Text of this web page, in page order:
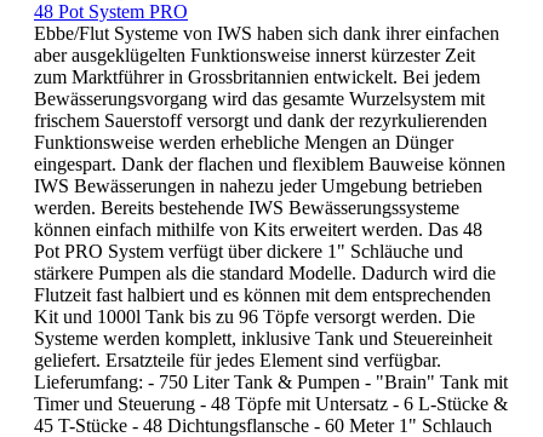
48 Pot System PRO
Ebbe/Flut Systeme von IWS haben sich dank ihrer einfachen
aber ausgeklügelten Funktionsweise innerst kürzester Zeit
zum Marktführer in Grossbritannien entwickelt. Bei jedem
Bewässerungsvorgang wird das gesamte Wurzelsystem mit
frischem Sauerstoff versorgt und dank der rezyrkulierenden
Funktionsweise werden erhebliche Mengen an Dünger
eingespart. Dank der flachen und flexiblem Bauweise können
IWS Bewässerungen in nahezu jeder Umgebung betrieben
werden. Bereits bestehende IWS Bewässerungssysteme
können einfach mithilfe von Kits erweitert werden. Das 48
Pot PRO System verfügt über dickere 1" Schläuche und
stärkere Pumpen als die standard Modelle. Dadurch wird die
Flutzeit fast halbiert und es können mit dem entsprechenden
Kit und 1000l Tank bis zu 96 Töpfe versorgt werden. Die
Systeme werden komplett, inklusive Tank und Steuereinheit
geliefert. Ersatzteile für jedes Element sind verfügbar.
Lieferumfang: - 750 Liter Tank & Pumpen - "Brain" Tank mit
Timer und Steuerung - 48 Töpfe mit Untersatz - 6 L-Stücke &
45 T-Stücke - 48 Dichtungsflansche - 60 Meter 1" Schlauch